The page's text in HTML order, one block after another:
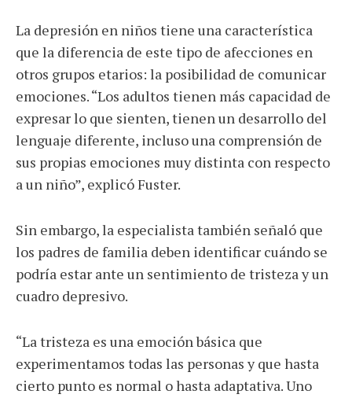
La depresión en niños tiene una característica
que la diferencia de este tipo de afecciones en
otros grupos etarios: la posibilidad de comunicar
emociones. “Los adultos tienen más capacidad de
expresar lo que sienten, tienen un desarrollo del
lenguaje diferente, incluso una comprensión de
sus propias emociones muy distinta con respecto
a un niño”, explicó Fuster.
Sin embargo, la especialista también señaló que
los padres de familia deben identificar cuándo se
podría estar ante un sentimiento de tristeza y un
cuadro depresivo.
“La tristeza es una emoción básica que
experimentamos todas las personas y que hasta
cierto punto es normal o hasta adaptativa. Uno